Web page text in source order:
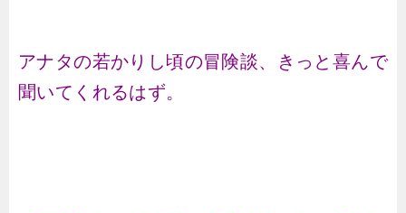
アナタの若かりし頃の冒険談、きっと喜んで
聞いてくれるはず。